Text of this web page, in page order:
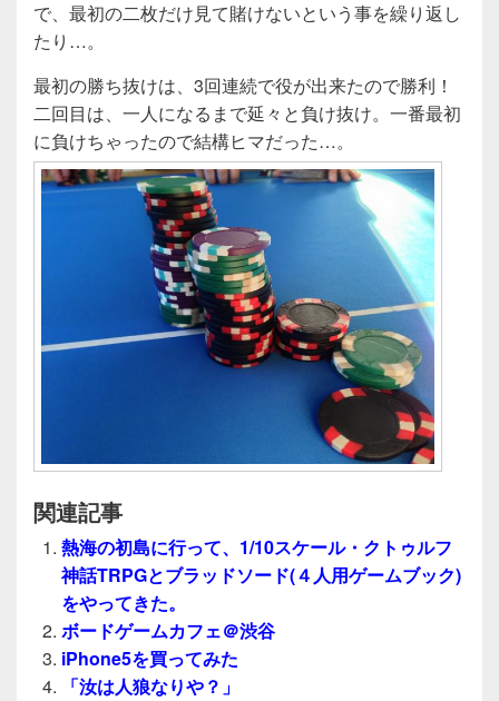
で、最初の二枚だけ見て賭けないという事を繰り返し
たり…。
最初の勝ち抜けは、3回連続で役が出来たので勝利！
二回目は、一人になるまで延々と負け抜け。一番最初
に負けちゃったので結構ヒマだった…。
関連記事
熱海の初島に行って、1/10スケール・クトゥルフ
神話TRPGとブラッドソード(４人用ゲームブック)
をやってきた。
ボードゲームカフェ＠渋谷
iPhone5を買ってみた
「汝は人狼なりや？」